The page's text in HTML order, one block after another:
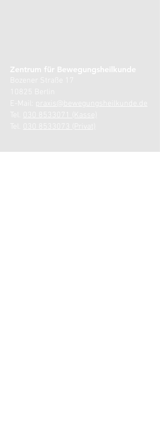
Zentrum für Bewegungsheilkunde
Bozener Straße 17
10825 Berlin
E-Mail:
praxis@bewegungsheilkunde.de
030 8533071 (Kasse)
030 8533073 (Privat)